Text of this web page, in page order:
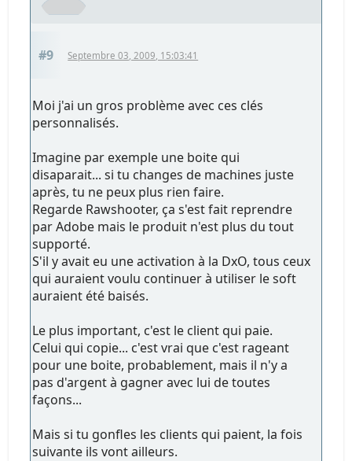
#9 Septembre 03, 2009, 15:03:41
Moi j'ai un gros problème avec ces clés
personnalisés.
Imagine par exemple une boite qui
disaparait... si tu changes de machines juste
après, tu ne peux plus rien faire.
Regarde Rawshooter, ça s'est fait reprendre
par Adobe mais le produit n'est plus du tout
supporté.
S'il y avait eu une activation à la DxO, tous ceux
qui auraient voulu continuer à utiliser le soft
auraient été baisés.
Le plus important, c'est le client qui paie.
Celui qui copie... c'est vrai que c'est rageant
pour une boite, probablement, mais il n'y a
pas d'argent à gagner avec lui de toutes
façons...
Mais si tu gonfles les clients qui paient, la fois
suivante ils vont ailleurs.